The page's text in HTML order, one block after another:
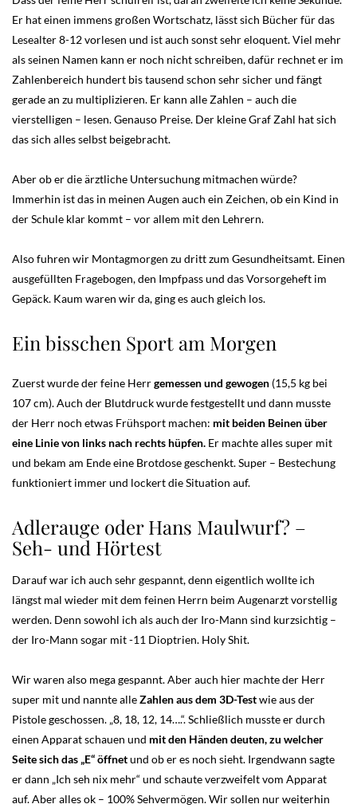
Er hat einen immens großen Wortschatz, lässt sich Bücher für das
Lesealter 8-12 vorlesen und ist auch sonst sehr eloquent. Viel mehr
als seinen Namen kann er noch nicht schreiben, dafür rechnet er im
Zahlenbereich hundert bis tausend schon sehr sicher und fängt
gerade an zu multiplizieren. Er kann alle Zahlen – auch die
vierstelligen – lesen. Genauso Preise. Der kleine Graf Zahl hat sich
das sich alles selbst beigebracht.
Aber ob er die ärztliche Untersuchung mitmachen würde?
Immerhin ist das in meinen Augen auch ein Zeichen, ob ein Kind in
der Schule klar kommt – vor allem mit den Lehrern.
Also fuhren wir Montagmorgen zu dritt zum Gesundheitsamt. Einen
ausgefüllten Fragebogen, den Impfpass und das Vorsorgeheft im
Gepäck. Kaum waren wir da, ging es auch gleich los.
Ein bisschen Sport am Morgen
Zuerst wurde der feine Herrgemessen und gewogen (15,5 kg bei
107 cm). Auch der Blutdruck wurde festgestellt und dann musste
der Herr noch etwas Frühsport machen: mit beiden Beinen über
eine Linie von links nach rechts hüpfen. Er machte alles super mit
und bekam am Ende eine Brotdose geschenkt. Super – Bestechung
funktioniert immer und lockert die Situation auf.
Adlerauge oder Hans Maulwurf? –
Seh- und Hörtest
Darauf war ich auch sehr gespannt, denn eigentlich wollte ich
längst mal wieder mit dem feinen Herrn beim Augenarzt vorstellig
werden. Denn sowohl ich als auch der Iro-Mann sind kurzsichtig –
der Iro-Mann sogar mit -11 Dioptrien. Holy Shit.
Wir waren also mega gespannt. Aber auch hier machte der Herr
super mit und nannte alleZahlen aus dem 3D-Testwie aus der
Pistole geschossen. „8, 18, 12, 14….“. Schließlich musste er durch
einen Apparat schauen und mit den Händen deuten, zu welcher
Seite sich das „E“ öffnetund ob er es noch sieht. Irgendwann sagte
er dann „Ich seh nix mehr“ und schaute verzweifelt vom Apparat
auf. Aber alles ok – 100% Sehvermögen. Wir sollen nur weiterhin